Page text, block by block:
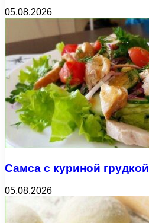
05.08.2026
Самса с куриной грудкой
05.08.2026